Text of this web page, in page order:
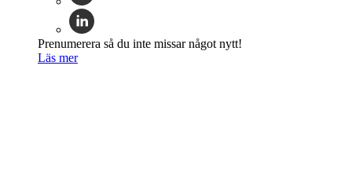
Prenumerera så du inte missar något nytt!
Läs mer